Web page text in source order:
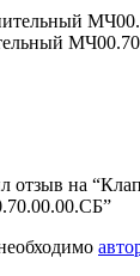
отзыв на